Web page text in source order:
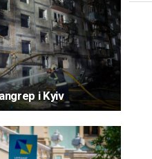
i Kyiv